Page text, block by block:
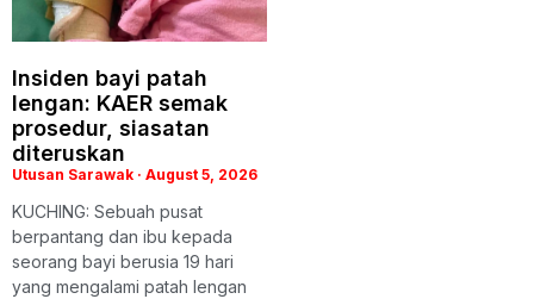
Insiden bayi patah
lengan: KAER semak
prosedur, siasatan
diteruskan
Utusan Sarawak August 5, 2026
KUCHING: Sebuah pusat
berpantang dan ibu kepada
seorang bayi berusia 19 hari
yang mengalami patah lengan